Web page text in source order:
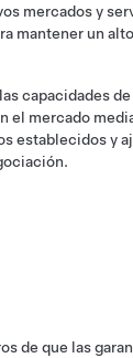
mercados y
mantener un
capacidades
el mercado
establecidos y
de que las